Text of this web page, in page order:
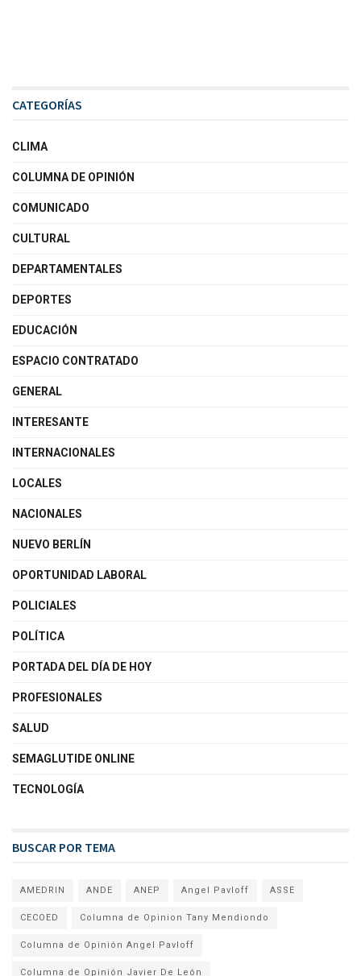
CATEGORÍAS
CLIMA
COLUMNA DE OPINIÓN
COMUNICADO
CULTURAL
DEPARTAMENTALES
DEPORTES
EDUCACIÓN
ESPACIO CONTRATADO
GENERAL
INTERESANTE
INTERNACIONALES
LOCALES
NACIONALES
NUEVO BERLÍN
OPORTUNIDAD LABORAL
POLICIALES
POLÍTICA
PORTADA DEL DÍA DE HOY
PROFESIONALES
SALUD
SEMAGLUTIDE ONLINE
TECNOLOGÍA
BUSCAR POR TEMA
AMEDRIN ANDE ANEP Angel Pavloff ASSE
CECOED Columna de Opinion Tany Mendiondo
Columna de Opinión Angel Pavloff
Columna de Opinión Javier De León